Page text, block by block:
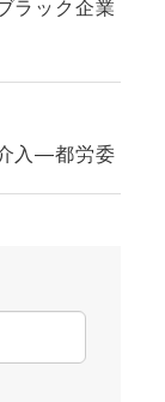
ラック企業
入―都労委